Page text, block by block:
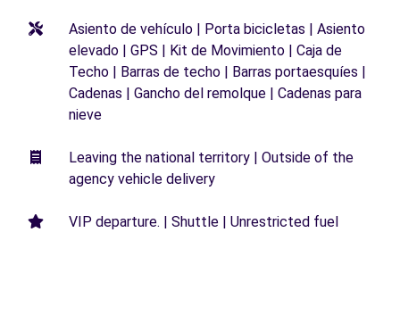
Asiento de vehículo | Porta bicicletas | Asiento
elevado | GPS | Kit de Movimiento | Caja de
Techo | Barras de techo | Barras portaesquíes |
Cadenas | Gancho del remolque | Cadenas para
nieve
Leaving the national territory | Outside of the
agency vehicle delivery
VIP departure. | Shuttle | Unrestricted fuel